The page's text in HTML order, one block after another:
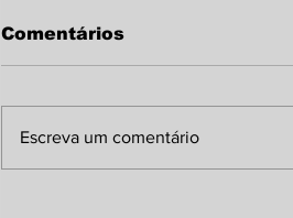
Comentários
Escreva um comentário